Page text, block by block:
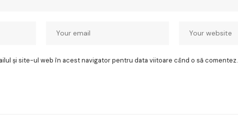
și site-ul web în acest navigator pentru data viitoare când o să comentez.